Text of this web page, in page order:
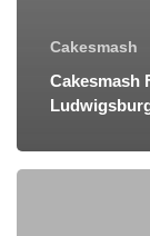
Cakesmash
Cakesmash